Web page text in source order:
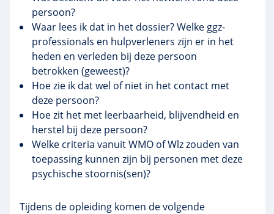
persoon?
Waar lees ik dat in het dossier? Welke ggz-
professionals en hulpverleners zijn er in het
heden en verleden bij deze persoon
betrokken (geweest)?
Hoe zie ik dat wel of niet in het contact met
deze persoon?
Hoe zit het met leerbaarheid, blijvendheid en
herstel bij deze persoon?
Welke criteria vanuit WMO of Wlz zouden van
toepassing kunnen zijn bij personen met deze
psychische stoornis(sen)?
Tijdens de opleiding komen de volgende